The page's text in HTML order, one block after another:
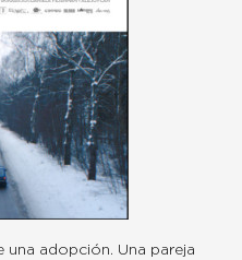
una adopción. Una pareja